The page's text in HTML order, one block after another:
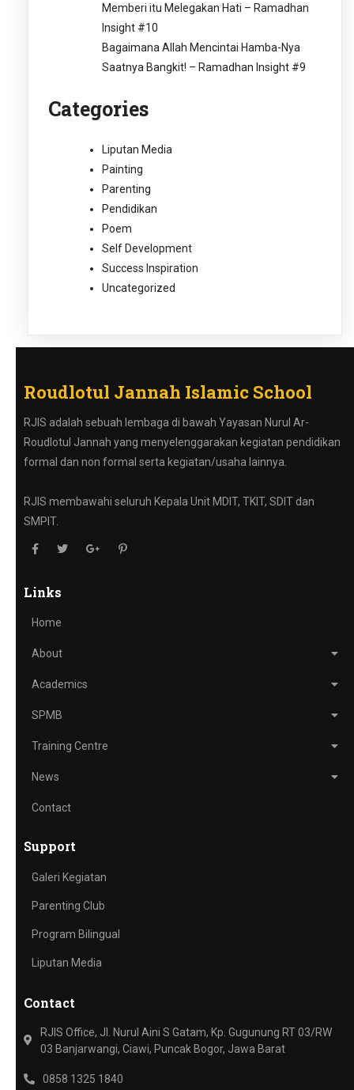
Memberi itu Melegakan Hati – Ramadhan
Insight #10
Bagaimana Allah Mencintai Hamba-Nya
Saatnya Bangkit! – Ramadhan Insight #9
Categories
Liputan Media
Painting
Parenting
Pendidikan
Poem
Self Development
Success Inspiration
Uncategorized
Roudlotul Jannah Islamic School
RJIS adalah sebuah lembaga di bawah Yayasan Nurul Ar-
Roudlotul Jannah yang menyelenggarakan kegiatan pendidikan
formal dan non formal serta kegiatan/usaha lainnya.
RJIS membawahi seluruh Kepala Unit MDIT, TKIT, SDIT dan
SMPIT.
Links
Home
About
Academics
SPMB
Training Centre
News
Contact
Support
Galeri Kegiatan
Parenting Club
Program Bilingual
Liputan Media
Contact
RJIS Office, Jl. Nurul Aini S Gatam, Kp. Gugunung RT 03/RW
03 Banjarwangi, Ciawi, Puncak Bogor, Jawa Barat
0858 1325 1840